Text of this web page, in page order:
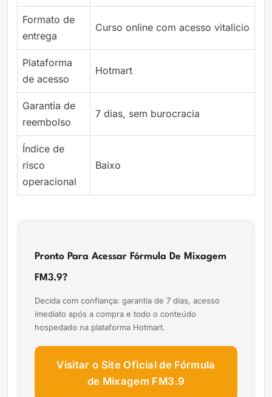
Formato de
entrega
Curso online com acesso vitalício
Plataforma
de acesso
Hotmart
Garantia de
reembolso
7 dias, sem burocracia
Índice de
risco
operacional
Baixo
Pronto Para Acessar Fórmula De Mixagem
FM3.9?
Decida com confiança: garantia de 7 dias, acesso
imediato após a compra e todo o conteúdo
hospedado na plataforma Hotmart.
Visitar o Site Oficial de Fórmula
de Mixagem FM3.9